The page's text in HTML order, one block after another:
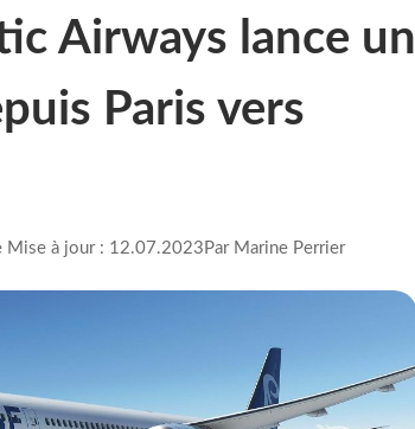
Airways lance un
Paris vers
Mise à jour : 12.07.2023Par Marine Perrier